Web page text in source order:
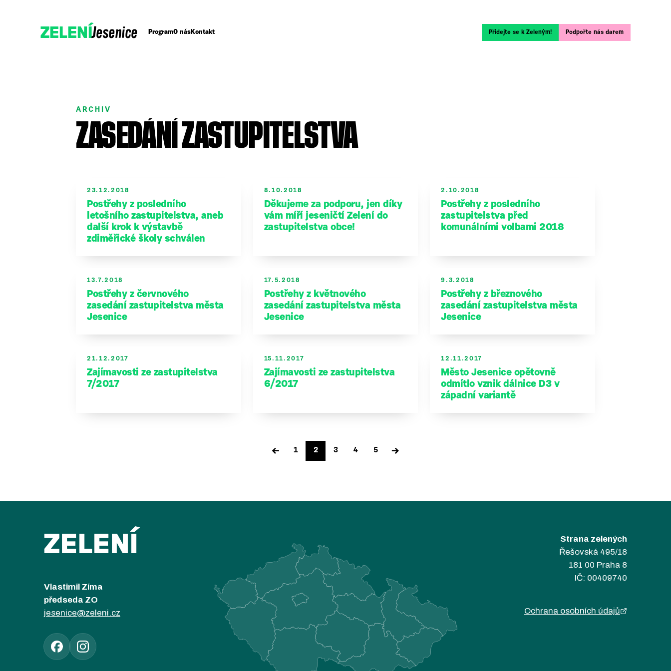
ZELENÍJesenice ProgramO násKontakt Přidejte se k Zeleným! Podpořte nás darem
Přidejte se k Zeleným!
ARCHIV
ZASEDÁNÍ ZASTUPITELSTVA
23.12.2018
Postřehy z posledního
letošního zastupitelstva, aneb
další krok k výstavbě
zdiměřické školy schválen
8.10.2018
Děkujeme za podporu, jen díky
vám míří jeseničtí Zelení do
zastupitelstva obce!
2.10.2018
Postřehy z posledního
zastupitelstva před
komunálními volbami 2018
13.7.2018
Postřehy z červnového
zasedání zastupitelstva města
Jesenice
17.5.2018
Postřehy z květnového
zasedání zastupitelstva města
Jesenice
9.3.2018
Postřehy z březnového
zasedání zastupitelstva města
Jesenice
21.12.2017
Zajímavosti ze zastupitelstva
7/2017
15.11.2017
Zajímavosti ze zastupitelstva
6/2017
12.11.2017
Město Jesenice opětovně
odmítlo vznik dálnice D3 v
západní variantě
Stránkování
← 1 2 3 4 5 →
ZELENÍ
Vlastimil Zíma
předseda ZO
jesenice@zeleni.cz
Strana zelených
Řešovská 495/18
181 00 Praha 8
IČ: 00409740
Ochrana osobních údajů